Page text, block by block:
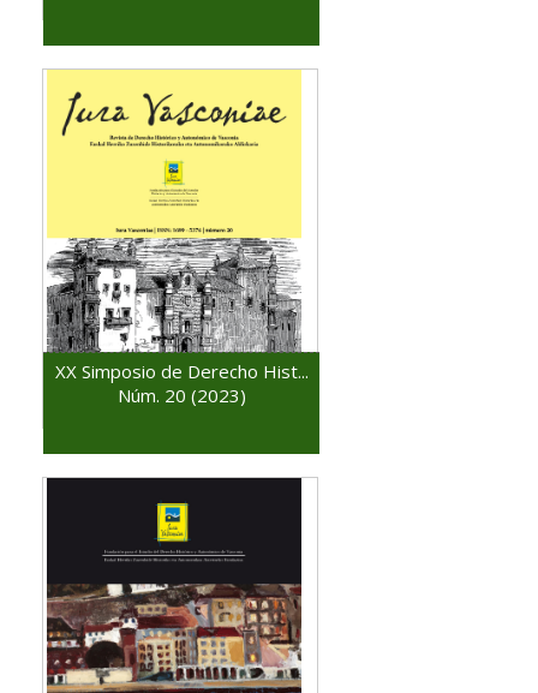
XX Simposio de Derecho Hist...
Núm. 20 (2023)